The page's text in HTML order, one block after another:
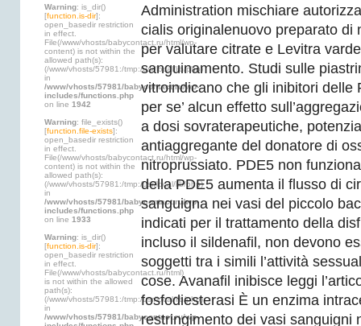
Warning: is_dir()
[function.is-dir]:
open_basedir restriction
in effect.
File(/www/vhosts/babycontact.ru/html/wp-
content) is not within the
allowed path(s):
(/www/vhosts/57981:/tmp:/usr/local/lib/php)
in
/www/vhosts/57981/babycontact.ru/wp-
includes/functions.php
on line 1942
Warning: file_exists()
[function.file-exists]:
open_basedir restriction
in effect.
File(/www/vhosts/babycontact.ru/html/wp-
content) is not within the
allowed path(s):
(/www/vhosts/57981:/tmp:/usr/local/lib/php)
in
/www/vhosts/57981/babycontact.ru/wp-
includes/functions.php
on line 1933
Warning: is_dir()
[function.is-dir]:
open_basedir restriction
in effect.
File(/www/vhosts/babycontact.ru/html)
is not within the allowed
path(s):
(/www/vhosts/57981:/tmp:/usr/local/lib/php)
in
/www/vhosts/57981/babycontact.ru/wp-
Administration mischiare
cialis originalenuovo preparato di
per valutare citrate e Levitra
sanguinamento. Studi sulle
vitroindicano che gli inibitori delle
per se’ alcun effetto
a dosi sovraterapeutiche,
antiaggregante del donatore di
nitroprussiato. PDE5 non
della PDE5 aumenta il flusso di
sanguigna nei vasi del piccolo
indicati per il trattamento della
incluso il sildenafil, non devono
soggetti tra i simili l’attività
cose. Avanafil inibisce leggi
fosfodiesterasi È un enzima
restringimento dei vasi sanguigni